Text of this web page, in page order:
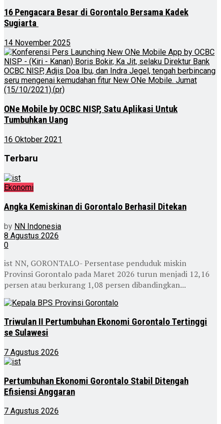
16 Pengacara Besar di Gorontalo Bersama Kadek
Sugiarta
14 November 2025
ONe Mobile by OCBC NISP, Satu Aplikasi Untuk
Tumbuhkan Uang
16 Oktober 2021
Terbaru
Ekonomi
Angka Kemiskinan di Gorontalo Berhasil Ditekan
by NN Indonesia
8 Agustus 2026
0
ist NN, GORONTALO- Persentase penduduk miskin
Provinsi Gorontalo pada Maret 2026 turun menjadi 12,16
persen atau berkurang 1,08 persen dibandingkan...
Triwulan II Pertumbuhan Ekonomi Gorontalo Tertinggi
se Sulawesi
7 Agustus 2026
Pertumbuhan Ekonomi Gorontalo Stabil Ditengah
Efisiensi Anggaran
7 Agustus 2026